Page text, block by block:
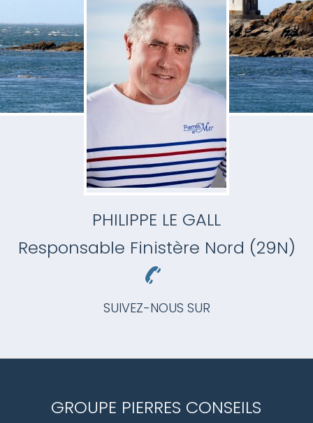
PHILIPPE LE GALL
Responsable Finistère Nord (29N)
SUIVEZ-NOUS SUR
GROUPE PIERRES CONSEILS